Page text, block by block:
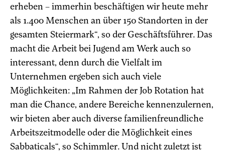
erheben – immerhin beschäftigen wir heute mehr
als 1.400 Menschen an über 150 Standorten in der
gesamten Steiermark“, so der Geschäftsführer. Das
macht die Arbeit bei Jugend am Werk auch so
interessant, denn durch die Vielfalt im
Unternehmen ergeben sich auch viele
Möglichkeiten: „Im Rahmen der Job Rotation hat
man die Chance, andere Bereiche kennenzulernen,
wir bieten aber auch diverse familienfreundliche
Arbeitszeitmodelle oder die Möglichkeit eines
Sabbaticals“, so Schimmler. Und nicht zuletzt ist